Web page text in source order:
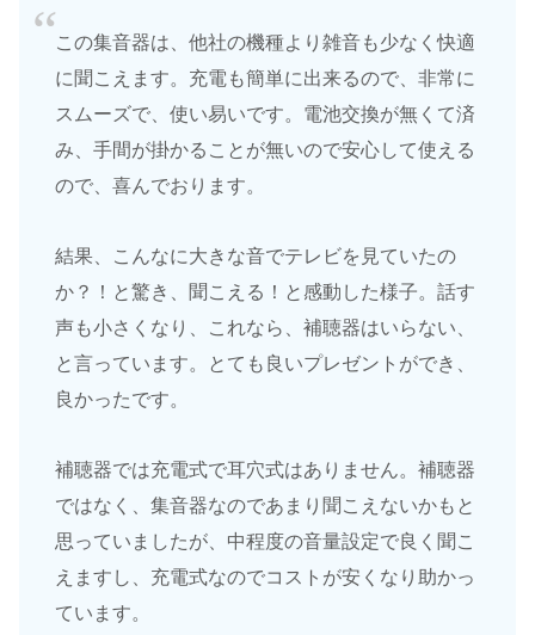
この集音器は、他社の機種より雑音も少なく快適
に聞こえます。充電も簡単に出来るので、非常に
スムーズで、使い易いです。電池交換が無くて済
み、手間が掛かることが無いので安心して使える
ので、喜んでおります。
結果、こんなに大きな音でテレビを見ていたの
か？！と驚き、聞こえる！と感動した様子。話す
声も小さくなり、これなら、補聴器はいらない、
と言っています。とても良いプレゼントができ、
良かったです。
補聴器では充電式で耳穴式はありません。補聴器
ではなく、集音器なのであまり聞こえないかもと
思っていましたが、中程度の音量設定で良く聞こ
えますし、充電式なのでコストが安くなり助かっ
ています。